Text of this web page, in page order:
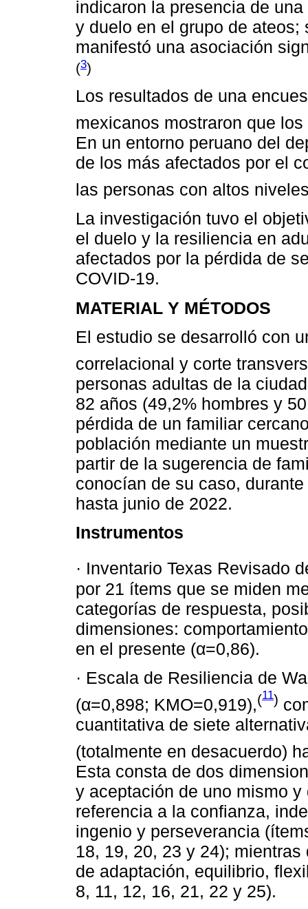
indicaron la presencia de
y duelo en el grupo de
manifestó una asociación
(3)
Los resultados de una
mexicanos mostraron que
En un entorno peruano del
de los más afectados por el
las personas con altos
La investigación tuvo el
el duelo y la resiliencia en
afectados por la pérdida de
COVID-19.
MATERIAL Y MÉTODOS
El estudio se desarrolló con
correlacional y corte
personas adultas de la
82 años (49,2% hombres y
pérdida de un familiar
población mediante un
partir de la sugerencia de
conocían de su caso,
hasta junio de 2022.
Instrumentos
· Inventario Texas Revisado
por 21 ítems que se miden
categorías de respuesta,
dimensiones:
en el presente (α=0,86).
· Escala de Resiliencia de
(α=0,898; KMO=0,919),(11)
cuantitativa de siete
(totalmente en desacuerdo)
Esta consta de dos
y aceptación de uno mismo
referencia a la confianza,
ingenio y perseverancia
18, 19, 20, 23 y 24);
de adaptación, equilibrio,
8, 11, 12, 16, 21, 22 y 25).